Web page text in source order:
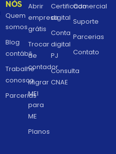
NÓS
Quem
somos
Blog
contábil
Trabalhe
conosco
Parcerias
Abrir
empresa
grátis
Trocar
de
contador
Migrar
MEI
para
ME
Planos
Certificado
digital
Conta
digital
PJ
Consulta
CNAE
Comercial
Suporte
Parcerias
Contato